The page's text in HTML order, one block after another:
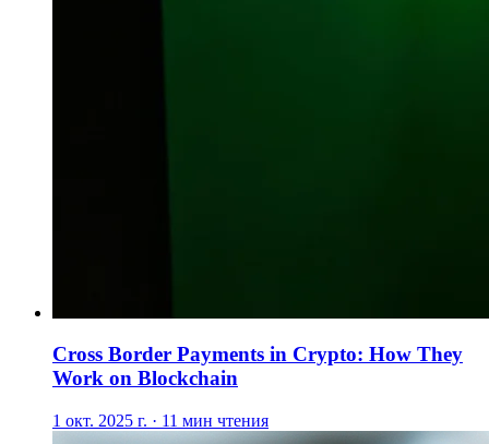
Cross Border Payments in Crypto: How They
Work on Blockchain
1 окт. 2025 г. · 11 мин чтения